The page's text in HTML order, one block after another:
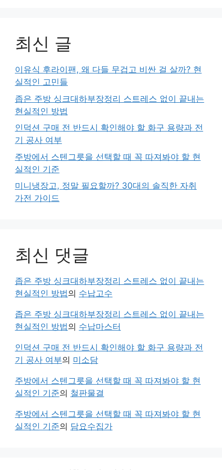
최신 글
이유식 후라이팬, 왜 다들 무겁고 비싼 걸 살까? 현
실적인 고민들
좁은 주방 싱크대하부장정리 스트레스 없이 끝내는
현실적인 방법
인덕션 구매 전 반드시 확인해야 할 화구 용량과 전
기 공사 여부
주방에서 스텐그릇을 선택할 때 꼭 따져봐야 할 현
실적인 기준
미니냉장고, 정말 필요할까? 30대의 솔직한 자취
가전 가이드
최신 댓글
좁은 주방 싱크대하부장정리 스트레스 없이 끝내는
현실적인 방법의 수납고수
좁은 주방 싱크대하부장정리 스트레스 없이 끝내는
현실적인 방법의 수납마스터
인덕션 구매 전 반드시 확인해야 할 화구 용량과 전
기 공사 여부의 미소담
주방에서 스텐그릇을 선택할 때 꼭 따져봐야 할 현
실적인 기준의 철판물결
주방에서 스텐그릇을 선택할 때 꼭 따져봐야 할 현
실적인 기준의 담요수집가